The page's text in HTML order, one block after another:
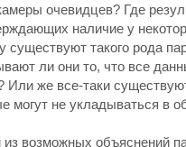
очевидцев? Где
наличие у
существуют такого рода
ли они то, что все
Или же все-таки
могут не укладываться в
возможных объяснений